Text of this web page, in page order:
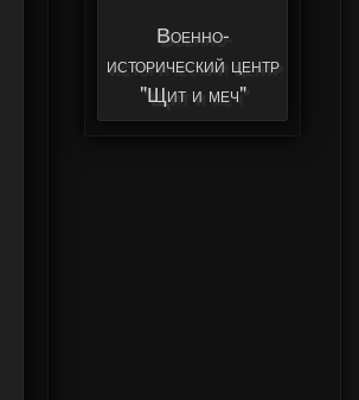
Военно-
исторический центр
"Щит и меч"
Музей техники
Вадима Задорожного